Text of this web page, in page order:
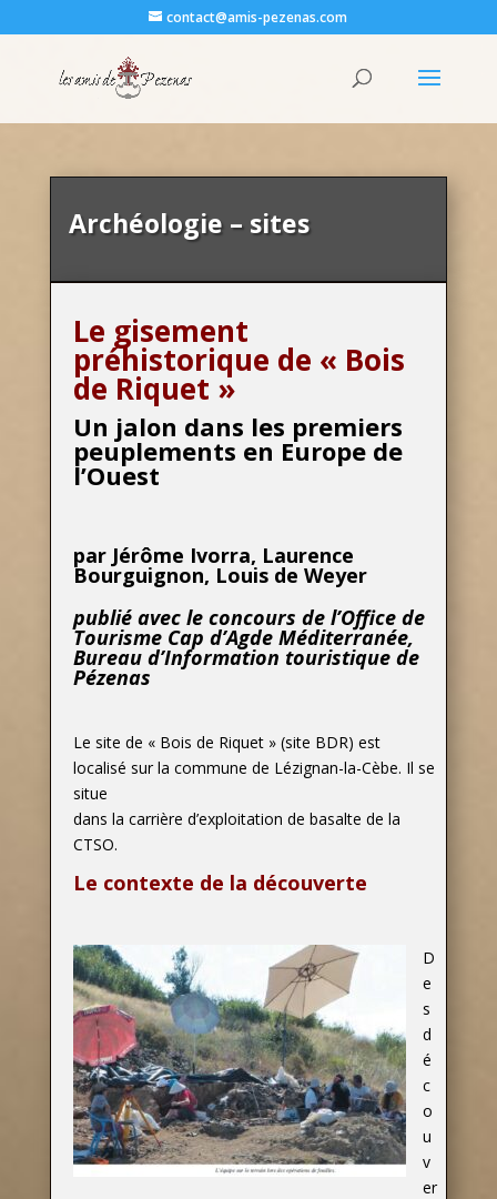
contact@amis-pezenas.com
Archéologie – sites
Le gisement
préhistorique de « Bois
de Riquet »
Un jalon dans les premiers
peuplements en Europe de
l’Ouest
par Jérôme Ivorra, Laurence
Bourguignon, Louis de Weyer
publié avec le concours de l’Office de
Tourisme Cap d’Agde Méditerranée,
Bureau d’Information touristique de
Pézenas
Le site de « Bois de Riquet » (site BDR) est
localisé sur la commune de Lézignan-la-Cèbe. Il se
situe
dans la carrière d’exploitation de basalte de la
CTSO.
Le contexte de la découverte
D
e
s
d
é
c
o
u
v
er